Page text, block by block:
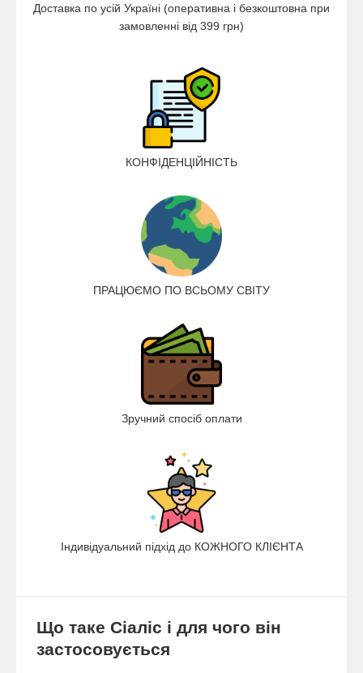
Доставка по усій Україні (оперативна і безкоштовна при
замовленні від 399 грн)
КОНФІДЕНЦІЙНІСТЬ
ПРАЦЮЄМО ПО ВСЬОМУ СВІТУ
Зручний спосіб оплати
Індивідуальний підхід до КОЖНОГО КЛІЄНТА
Що таке Сіаліс і для чого він
застосовується